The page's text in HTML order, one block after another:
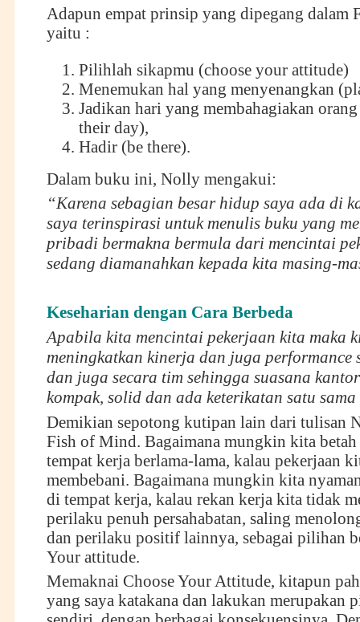
Adapun empat prinsip yang dipegang dalam
yaitu :
Pilihlah sikapmu (choose your attitude)
Menemukan hal yang menyenangkan
Jadikan hari yang membahagiakan
their day),
Hadir (be there).
Dalam buku ini, Nolly mengakui:
“Karena sebagian besar hidup saya ada di
saya terinspirasi untuk menulis buku yang
pribadi bermakna bermula dari mencintai
sedang diamanahkan kepada kita masing-
Keseharian dengan Cara Berbeda
Apabila kita mencintai pekerjaan kita maka
meningkatkan kinerja dan juga performance
dan juga secara tim sehingga suasana
kompak, solid dan ada keterikatan satu
Demikian sepotong kutipan lain dari tulisan
Fish of Mind. Bagaimana mungkin kita betah
tempat kerja berlama-lama, kalau pekerjaan
membebani. Bagaimana mungkin kita
di tempat kerja, kalau rekan kerja kita tidak
perilaku penuh persahabatan, saling
dan perilaku positif lainnya, sebagai pilihan
Your attitude.
Memaknai Choose Your Attitude, kitapun
yang saya katakana dan lakukan merupakan